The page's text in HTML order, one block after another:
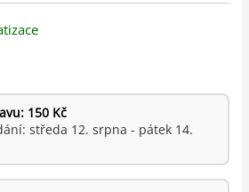
150 Kč
středa 12. srpna - pátek 14.